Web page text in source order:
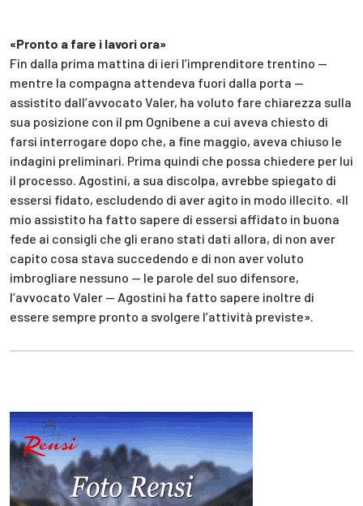
«Pronto a fare i lavori ora»
Fin dalla prima mattina di ieri l’imprenditore trentino —
mentre la compagna attendeva fuori dalla porta —
assistito dall’avvocato Valer, ha voluto fare chiarezza sulla
sua posizione con il pm Ognibene a cui aveva chiesto di
farsi interrogare dopo che, a fine maggio, aveva chiuso le
indagini preliminari. Prima quindi che possa chiedere per lui
il processo. Agostini, a sua discolpa, avrebbe spiegato di
essersi fidato, escludendo di aver agito in modo illecito. «Il
mio assistito ha fatto sapere di essersi affidato in buona
fede ai consigli che gli erano stati dati allora, di non aver
capito cosa stava succedendo e di non aver voluto
imbrogliare nessuno — le parole del suo difensore,
l’avvocato Valer — Agostini ha fatto sapere inoltre di
essere sempre pronto a svolgere l’attività previste».